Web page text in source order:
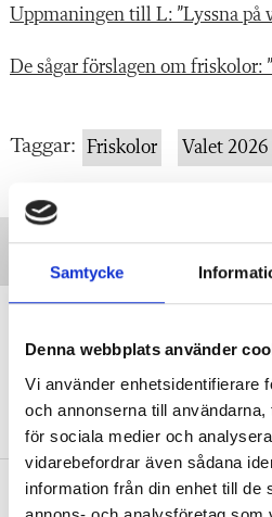
Samtycke
Denna webbplats använder
Vi använder enhetsidentifierare
och annonserna till
för sociala medier och
vidarebefordrar även sådana
information från din enhet till de
Uppmaningen till L: ”Lyssna på
De sågar förslagen om friskolor:
Taggar: Friskolor Valet 2026
klassrum”
VALDEBATTCenterpartiets tioåriga
Inga fler obehöriga lärare.